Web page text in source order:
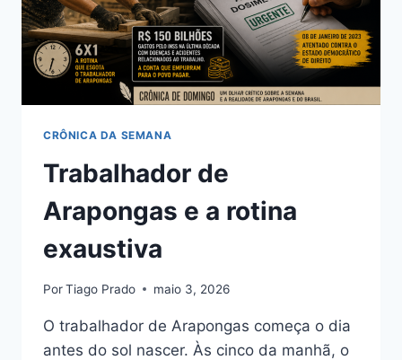
CRÔNICA DA SEMANA
Trabalhador de
Arapongas e a rotina
exaustiva
PorTiago Prado maio 3, 2026
O trabalhador de Arapongas começa o dia
antes do sol nascer. Às cinco da manhã, o